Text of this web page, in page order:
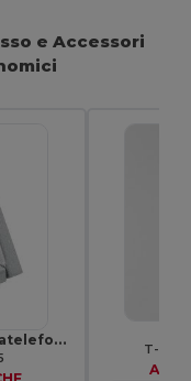
e Accessori
DROP RING Anello portatelefono
T-shirt
A